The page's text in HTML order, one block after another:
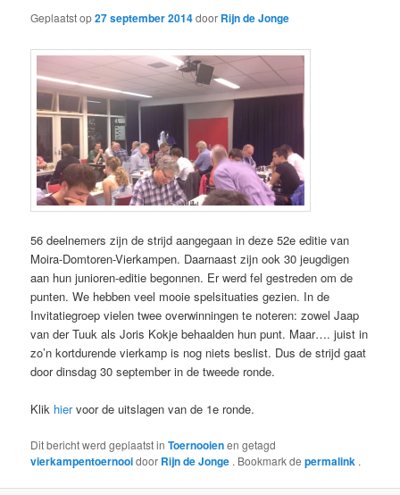
Geplaatst op27 september 2014door Rijn de Jonge
56 deelnemers zijn de strijd aangegaan in deze 52e editie van
Moira-Domtoren-Vierkampen. Daarnaast zijn ook 30 jeugdigen
aan hun junioren-editie begonnen. Er werd fel gestreden om de
punten. We hebben veel mooie spelsituaties gezien. In de
Invitatiegroep vielen twee overwinningen te noteren: zowel Jaap
van der Tuuk als Joris Kokje behaalden hun punt. Maar…. juist in
zo’n kortdurende vierkamp is nog niets beslist. Dus de strijd gaat
door dinsdag 30 september in de tweede ronde.
Klik hiervoor de uitslagen van de 1e ronde.
Dit bericht werd geplaatst inToernooienen getagd
vierkampentoernooidoor Rijn de Jonge . Bookmark depermalink .